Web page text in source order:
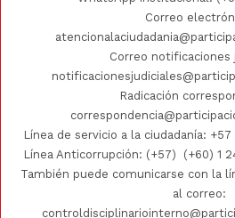
Correo
Correo notificaciones
Radicación
Línea de servicio a la ciudadanía: +57
Línea Anticorrupción: (+57)
(+60) 1
También puede comunicarse con la
al correo: